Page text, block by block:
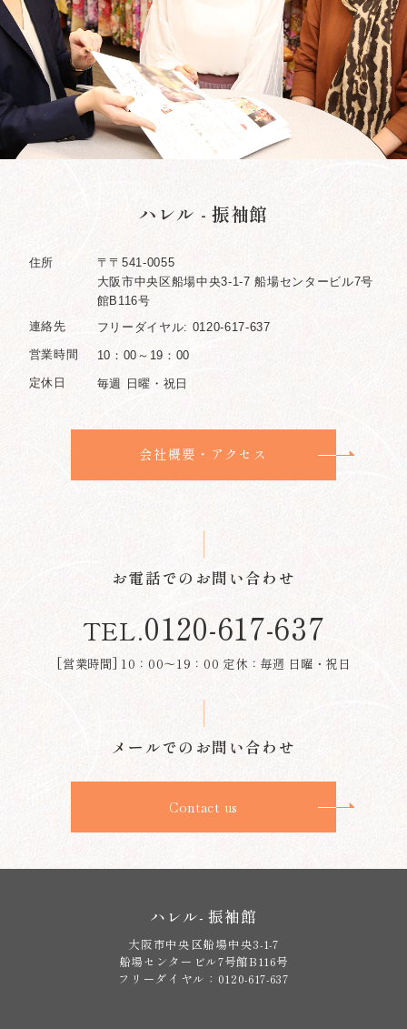
ハレル - 振袖館
住所
〒〒541-0055
大阪市中央区船場中央3-1-7 船場センタービル7号
館B116号
連絡先
フリーダイヤル: 0120-617-637
営業時間 10：00～19：00
定休日 毎週 日曜・祝日
会社概要・アクセス
お電話でのお問い合わせ
TEL.0120-617-637
[営業時間] 10：00～19：00 定休：毎週 日曜・祝日
メールでのお問い合わせ
Contact us
ハレル- 振袖館
大阪市中央区船場中央3-1-7
船場センタービル7号館B116号
フリーダイヤル：0120-617-637